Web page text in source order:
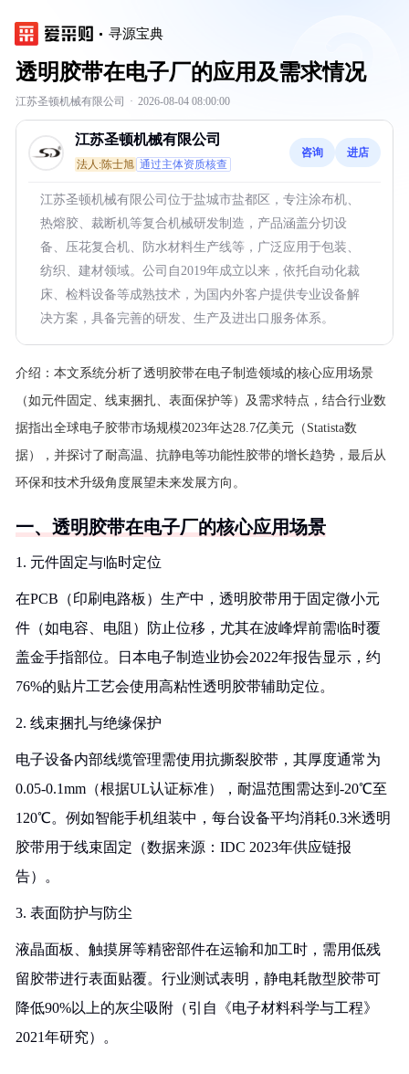
寻源宝典
透明胶带在电子厂的应用及需求情况
江苏圣顿机械有限公司 · 2026-08-04 08:00:00
江苏圣顿机械有限公司
法人:陈士旭 通过主体资质核查
咨询 进店
江苏圣顿机械有限公司位于盐城市盐都区，专注涂布机、
热熔胶、裁断机等复合机械研发制造，产品涵盖分切设
备、压花复合机、防水材料生产线等，广泛应用于包装、
纺织、建材领域。公司自2019年成立以来，依托自动化裁
床、检料设备等成熟技术，为国内外客户提供专业设备解
决方案，具备完善的研发、生产及进出口服务体系。
介绍： 本文系统分析了透明胶带在电子制造领域的核心应用场景
（如元件固定、线束捆扎、表面保护等）及需求特点，结合行业数
据指出全球电子胶带市场规模2023年达28.7亿美元（Statista数
据），并探讨了耐高温、抗静电等功能性胶带的增长趋势，最后从
环保和技术升级角度展望未来发展方向。
一、透明胶带在电子厂的核心应用场景
1. 元件固定与临时定位
在PCB（印刷电路板）生产中，透明胶带用于固定微小元
件（如电容、电阻）防止位移，尤其在波峰焊前需临时覆
盖金手指部位。日本电子制造业协会2022年报告显示，约
76%的贴片工艺会使用高粘性透明胶带辅助定位。
2. 线束捆扎与绝缘保护
电子设备内部线缆管理需使用抗撕裂胶带，其厚度通常为
0.05-0.1mm（根据UL认证标准），耐温范围需达到-20℃至
120℃。例如智能手机组装中，每台设备平均消耗0.3米透明
胶带用于线束固定（数据来源：IDC 2023年供应链报
告）。
3. 表面防护与防尘
液晶面板、触摸屏等精密部件在运输和加工时，需用低残
留胶带进行表面贴覆。行业测试表明，静电耗散型胶带可
降低90%以上的灰尘吸附（引自《电子材料科学与工程》
2021年研究）。